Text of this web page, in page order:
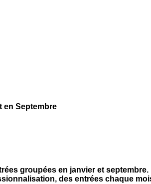
en Septembre
groupées en janvier et septembre.
des entrées chaque